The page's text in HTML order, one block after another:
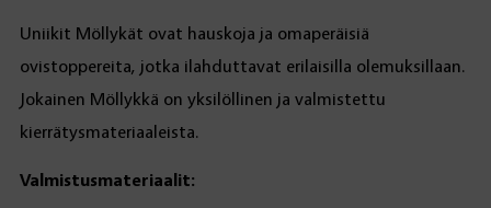
Uniikit Möllykät ovat hauskoja ja omaperäisiä
ovistoppereita, jotka ilahduttavat erilaisilla olemuksillaan.
Jokainen Möllykkä on yksilöllinen ja valmistettu
kierrätysmateriaaleista.
Valmistusmateriaalit: